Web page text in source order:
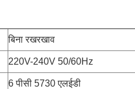
बिना रखरखाव
220V-240V 50/60Hz
6 पीसी 5730 एलईडी